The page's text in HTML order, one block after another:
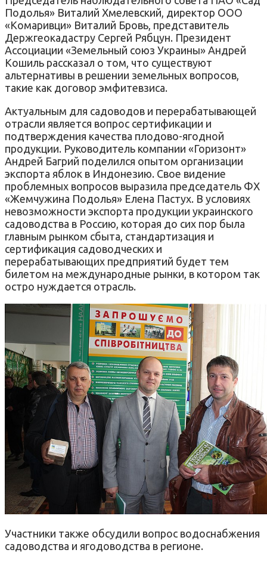
Подолья» Виталий Хмелевский, директор ООО
«Комаривци» Виталий Бровь, представитель
Держгеокадастру Сергей Рябцун. Президент
Ассоциации «Земельный союз Украины» Андрей
Кошиль рассказал о том, что существуют
альтернативы в решении земельных вопросов,
такие как договор эмфитевзиса.
Актуальным для садоводов и перерабатывающей
отрасли является вопрос сертификации и
подтверждения качества плодово-ягодной
продукции. Руководитель компании «Горизонт»
Андрей Багрий поделился опытом организации
экспорта яблок в Индонезию. Свое видение
проблемных вопросов выразила председатель ФХ
«Жемчужина Подолья» Елена Пастух. В условиях
невозможности экспорта продукции украинского
садоводства в Россию, которая до сих пор была
главным рынком сбыта, стандартизация и
сертификация садоводческих и
перерабатывающих предприятий будет тем
билетом на международные рынки, в котором так
остро нуждается отрасль.
Участники также обсудили вопрос водоснабжения
садоводства и ягодоводства в регионе.